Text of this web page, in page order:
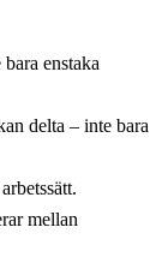
enstaka
delta – inte bara
mellan